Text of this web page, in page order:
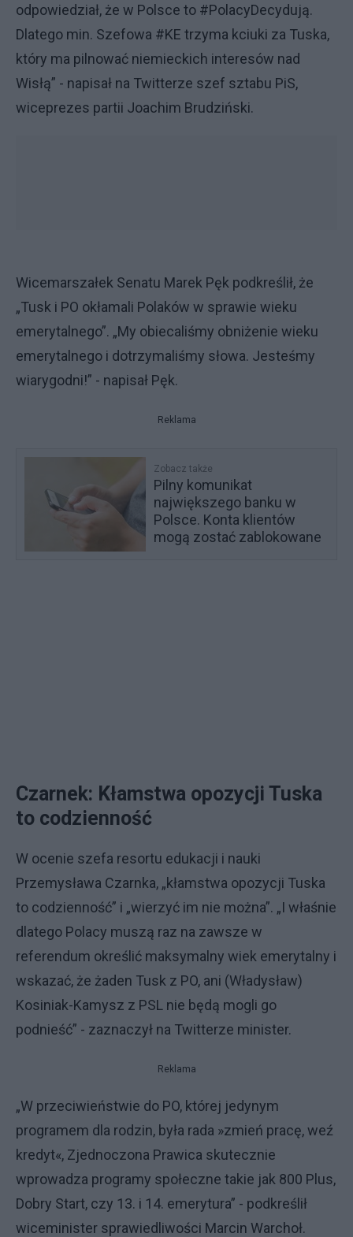
odpowiedział, że w Polsce to #PolacyDecydują.
Dlatego min. Szefowa #KE trzyma kciuki za Tuska,
który ma pilnować niemieckich interesów nad
Wisłą” - napisał na Twitterze szef sztabu PiS,
wiceprezes partii Joachim Brudziński.
Wicemarszałek Senatu Marek Pęk podkreślił, że
„Tusk i PO okłamali Polaków w sprawie wieku
emerytalnego”. „My obiecaliśmy obniżenie wieku
emerytalnego i dotrzymaliśmy słowa. Jesteśmy
wiarygodni!” - napisał Pęk.
Reklama
Zobacz także
Pilny komunikat
największego banku w
Polsce. Konta klientów
mogą zostać zablokowane
Czarnek: Kłamstwa opozycji Tuska
to codzienność
W ocenie szefa resortu edukacji i nauki
Przemysława Czarnka, „kłamstwa opozycji Tuska
to codzienność” i „wierzyć im nie można”. „I właśnie
dlatego Polacy muszą raz na zawsze w
referendum określić maksymalny wiek emerytalny i
wskazać, że żaden Tusk z PO, ani (Władysław)
Kosiniak-Kamysz z PSL nie będą mogli go
podnieść” - zaznaczył na Twitterze minister.
Reklama
„W przeciwieństwie do PO, której jedynym
programem dla rodzin, była rada »zmień pracę, weź
kredyt«, Zjednoczona Prawica skutecznie
wprowadza programy społeczne takie jak 800 Plus,
Dobry Start, czy 13. i 14. emerytura” - podkreślił
wiceminister sprawiedliwości Marcin Warchoł.